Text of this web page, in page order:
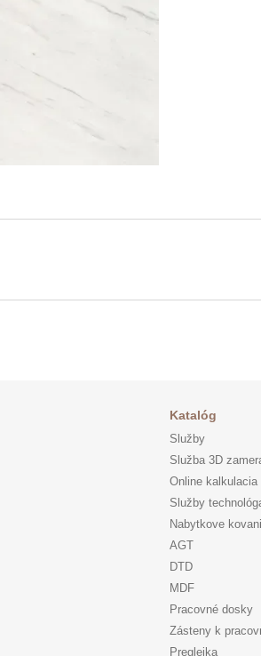
Katalóg
Služby
Služba 3D
Online kalkulacia
Služby
Nabytkove
AGT
DTD
MDF
Pracovné dosky
Zásteny k
Preglejka